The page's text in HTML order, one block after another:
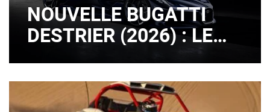
NOUVELLE BUGATTI
DESTRIER (2026) : LE
LÉGENDAIRE MOTEUR
W16 EST DE RETOUR !
(+ IMAGES)